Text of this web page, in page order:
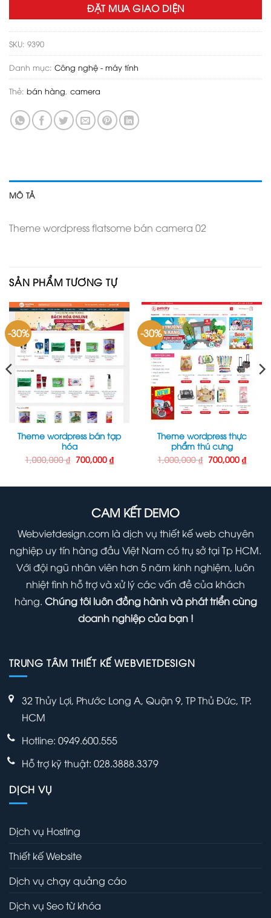
ĐẶT MUA GIAO DIỆN
SKU: 9390
Danh mục: Công nghệ - máy tính
Thẻ: bán hàng, camera
MÔ TẢ
Theme wordpress flatsome bán camera 02
SẢN PHẨM TƯƠNG TỰ
-30%
Theme wordpress bán tạp
hóa
1,000,000₫ Giá
gốc
700,000 ₫Giá
hiện
700,000 ₫.
-30%
Theme wordpress thực
phẩm thú cưng
1,000,000₫ Giá
gốc
700,000 ₫Giá
hiện
₫.
CAM KẾT DEMO
Webvietdesign.com là dịch vụ thiết kế web chuyên
nghiệp uy tín hàng đầu Việt Nam có trụ sở tại Tp HCM.
Với đội ngũ nhân viên hơn 5 năm kinh nghiệm, luôn
nhiệt tình hỗ trợ và xử lý các vấn đề của khách
hàng. Chúng tôi luôn đồng hành và phát triển cùng
doanh nghiệp của bạn !
TRUNG TÂM THIẾT KẾ WEBVIETDESIGN
32 Thủy Lợi, Phước Long A, Quận 9, TP Thủ Đức, TP.
HCM
Hotline: 0949.600.555
Hỗ trợ kỹ thuật: 028.3888.3379
DỊCH VỤ
Dịch vụ Hosting
Thiết kế Website
Dịch vụ chạy quảng cáo
Dịch vụ Seo từ khóa